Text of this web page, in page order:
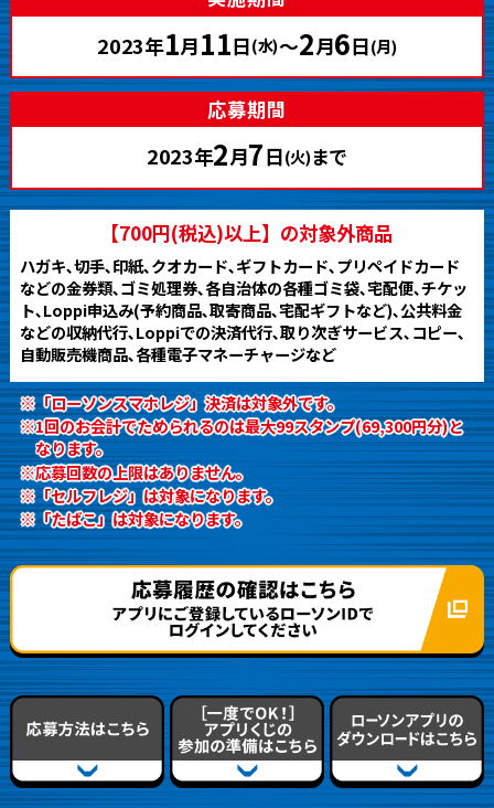
2023年1月11日(水)～2月6日(月)
応募期間
2023年2月7日(火)まで
【700円(税込)以上】の対象外商品
ハガキ､切手､印紙､クオカード､ギフトカード､プリペイドカード
などの金券類､ゴミ処理券､各自治体の各種ゴミ袋､宅配便､チケッ
ト､Loppi申込み(予約商品､取寄商品､宅配ギフトなど)､公共料金
などの収納代行､Loppiでの決済代行､取り次ぎサービス､コピー､
自動販売機商品､各種電子マネーチャージなど
※「ローソンスマホレジ」決済は対象外です。
※1回のお会計でためられるのは最大99スタンプ(69,300円分)と
なります。
※応募回数の上限はありません。
※「セルフレジ」は対象になります。
※「たばこ」は対象になります。